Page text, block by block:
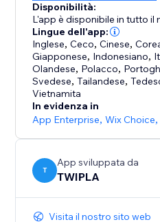
Scelta da oltre 2,5 milioni di
Mans Endurance
Deputati del
supporta organizzazioni e
in tutto il mondo.
Disponibilità:
L'app è disponibile in tutto il
Lingue dell'app:
Inglese,Ceco,Cinese,
Giapponese, Indonesiano,
Olandese, Polacco,
Svedese,Tailandese,
Vietnamita
In evidenza in
App Enterprise,Wix Choice,
T
App sviluppata da
TWIPLA
Visita il nostro sito web